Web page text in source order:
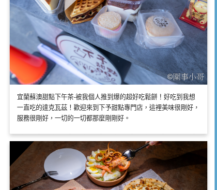
宜蘭蘇澳甜點下午茶-被我個人推到爆的超好吃鬆餅！好吃到我想
一直吃的達克瓦茲！歡迎來到下予甜點專門店，這裡美味很剛好，
服務很剛好，一切的一切都那麼剛剛好。